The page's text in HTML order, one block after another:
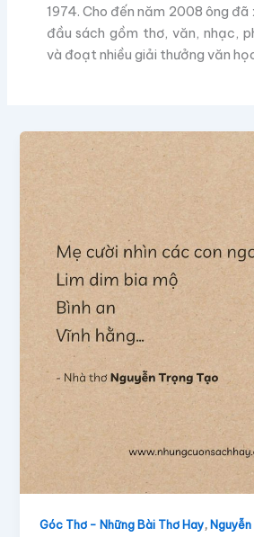
1974. Cho đến năm 2008 ông
đầu sách gồm thơ, văn, nhạc,
và đoạt nhiều giải thưởng văn
Góc Thơ - Những Bài Thơ Hay,